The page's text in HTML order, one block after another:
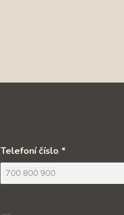
Telefoní číslo *